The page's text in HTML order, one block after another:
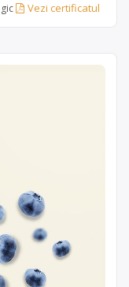
Vezi certificatul